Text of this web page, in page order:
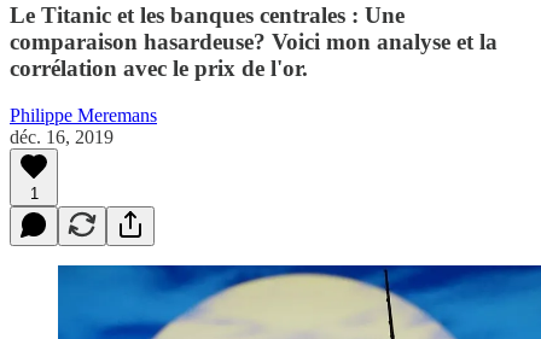
Le Titanic et les banques centrales : Une
comparaison hasardeuse? Voici mon analyse et la
corrélation avec le prix de l'or.
Philippe Meremans
déc. 16, 2019
1